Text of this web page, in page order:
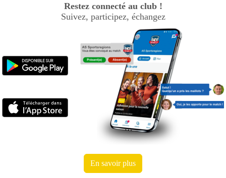
Restez connecté au club !
Suivez, participez, échangez
En savoir plus